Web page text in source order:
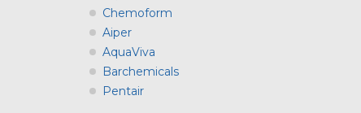
Chemoform
Aiper
AquaViva
Barchemicals
Pentair